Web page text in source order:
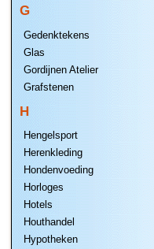
G
Gedenktekens
Glas
Gordijnen Atelier
Grafstenen
H
Hengelsport
Herenkleding
Hondenvoeding
Horloges
Hotels
Houthandel
Hypotheken